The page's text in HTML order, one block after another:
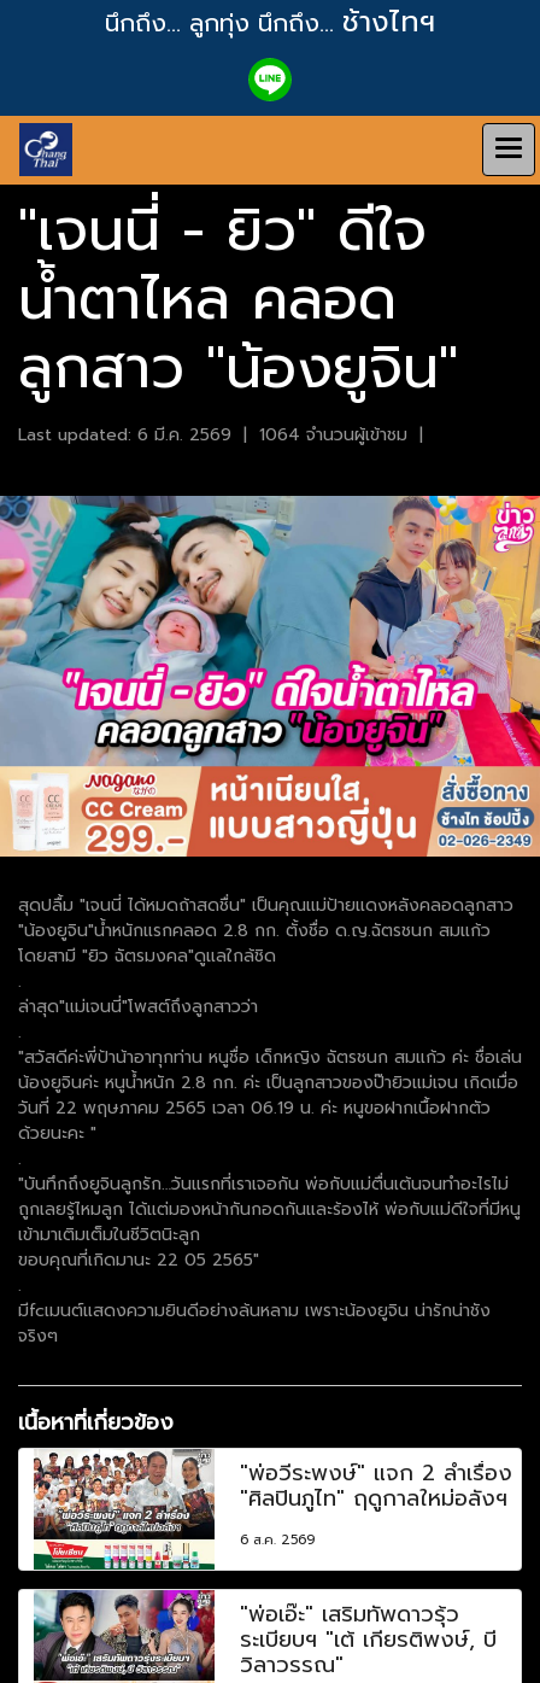
นึกถึง... ลูกทุ่ง นึกถึง... ช้างไทฯ
"เจนนี่ - ยิว" ดีใจ
น้ำตาไหล คลอด
ลูกสาว "น้องยูจิน"
Last updated: 6 มี.ค. 2569 | 1064 จำนวนผู้เข้าชม |
สุดปลื้ม "เจนนี่ ได้หมดถ้าสดชื่น" เป็นคุณแม่ป้ายแดงหลังคลอดลูกสาว
"น้องยูจิน"น้ำหนักแรกคลอด 2.8 กก. ตั้งชื่อ ด.ญ.ฉัตรชนก สมแก้ว
โดยสามี "ยิว ฉัตรมงคล"ดูแลใกล้ชิด
.
ล่าสุด"แม่เจนนี่"โพสต์ถึงลูกสาวว่า
.
"สวัสดีค่ะพี่ป้าน้าอาทุกท่าน หนูชื่อ เด็กหญิง ฉัตรชนก สมแก้ว ค่ะ ชื่อเล่น
น้องยูจินค่ะ หนูน้ำหนัก 2.8 กก. ค่ะ เป็นลูกสาวของป๊ายิวแม่เจน เกิดเมื่อ
วันที่ 22 พฤษภาคม 2565 เวลา 06.19 น. ค่ะ หนูขอฝากเนื้อฝากตัว
ด้วยนะคะ "
.
"บันทึกถึงยูจินลูกรัก…วันแรกที่เราเจอกัน พ่อกับแม่ตื่นเต้นจนทำอะไรไม่
ถูกเลยรู้ไหมลูก ได้แต่มองหน้ากันกอดกันและร้องไห้ พ่อกับแม่ดีใจที่มีหนู
เข้ามาเติมเต็มในชีวิตนิะลูก
ขอบคุณที่เกิดมานะ 22 05 2565"
.
มีfcเมนต์แสดงความยินดีอย่างล้นหลาม เพราะน้องยูจิน น่ารักน่าชัง
จริงๆ
เนื้อหาที่เกี่ยวข้อง
"พ่อวีระพงษ์" แจก 2 ลำเรื่อง
"ศิลปินภูไท" ฤดูกาลใหม่อลังฯ
6 ส.ค. 2569
"พ่อเอ๊ะ" เสริมทัพดาวรุ้ว
ระเบียบฯ "เต้ เกียรติพงษ์, บี
วิลาวรรณ"